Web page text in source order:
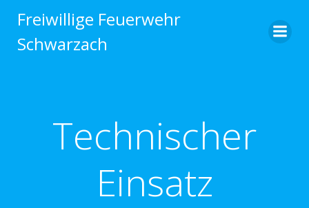
Inhalt
Freiwillige Feuerwehr
Schwarzach
Technischer
Einsatz